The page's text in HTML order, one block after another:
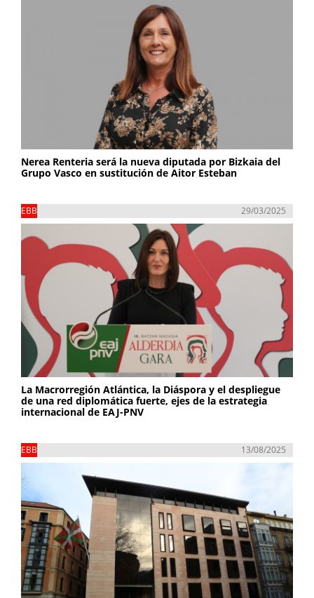
Nerea Renteria será la nueva diputada por Bizkaia del
Grupo Vasco en sustitución de Aitor Esteban
EBB 29/03/2025
La Macrorregión Atlántica, la Diáspora y el despliegue
de una red diplomática fuerte, ejes de la estrategia
internacional de EAJ-PNV
EBB 13/08/2025